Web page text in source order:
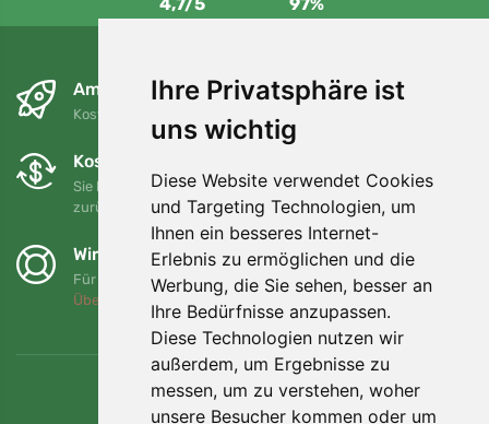
Ihre Privatsphäre ist
uns wichtig
Diese Website verwendet Cookies
und Targeting Technologien, um
Ihnen ein besseres Internet-
Erlebnis zu ermöglichen und die
Werbung, die Sie sehen, besser an
Ihre Bedürfnisse anzupassen.
Diese Technologien nutzen wir
außerdem, um Ergebnisse zu
messen, um zu verstehen, woher
unsere Besucher kommen oder um
Am nächsten Tag und kostenlos
Kostenloser Versand für Bestellungen über 80 EUR
Kostenloser Umtausch und Rückgabe
Sie können Ihre Bestellung jederzeit innerhalb von 90 Tagen
zurückgeben oder umtauschen.
Wir unterstützen Trees.org
Für jede Bestellung pflanzen wir einen Baum! Mehr lesen
Über uns